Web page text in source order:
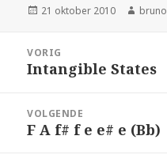
Geplaatst
21 oktober 2010 Auteur
bruno
navigatie
VORIG
Vorig
Intangible States
VOLGENDE
Volgend
F A f# f e e# e (Bb)